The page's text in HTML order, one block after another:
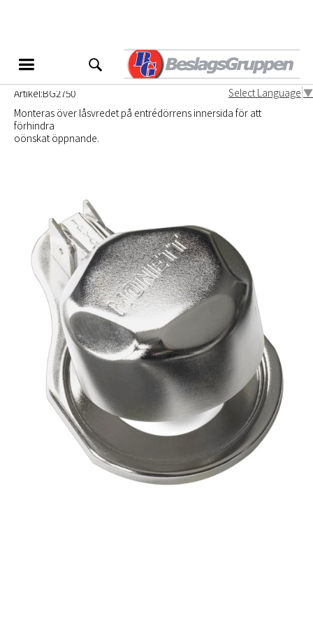
Select Language ▼
Med spärr
Artikel:BG2750
Monteras över låsvredet på entrédörrens innersida för att
förhindra
oönskat öppnande.